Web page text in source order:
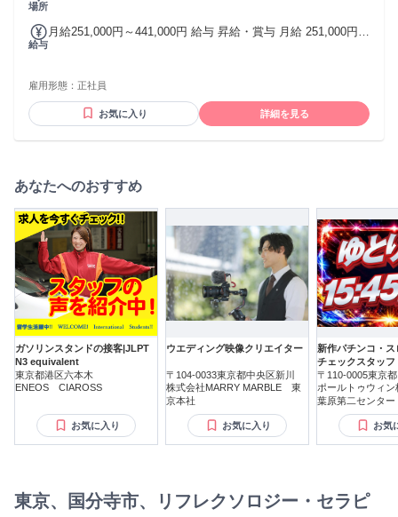
場所
給与
月給251,000円～441,000円 給与 昇給・賞与 月給 251,000円
介護福祉士 5,000円 ・社会福祉士 6,000円 ・介護支援専門員
ス提供責任者 5,000円 ・居宅マネジメント業務 12,000円 ・ド
ライバー 3,000円～5,000円 等 ○子育て支援手当 ・配偶者
5,000円 ・18歳未満の子 5,000円 ○年末年始手当 ・12/29～1/3
雇用形態： 正社員
お気に入り 詳細を見る
あなたへのおすすめ
ガソリンスタンドの接客|JLPT
N3 equivalent
東京都港区六本木
ENEOS CIAROSS
お気に入り
ウエディング映像クリエイター
〒104-0033東京都中央区新川
株式会社MARRY MARBLE 東
京本社
お気に入り
新作パチンコ・
チェックスタッフ
〒110-0005東京
ポールトゥウィ
葉原第二センター
お気
東京、国分寺市、リフレクソロジー・セラピ